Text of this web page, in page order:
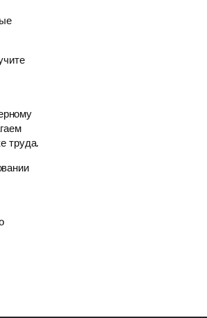
труда.